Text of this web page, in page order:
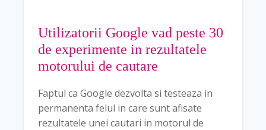
Utilizatorii Google vad peste 30
de experimente in rezultatele
motorului de cautare
Faptul ca Google dezvolta si testeaza in
permanenta felul in care sunt afisate
rezultatele unei cautari in motorul de